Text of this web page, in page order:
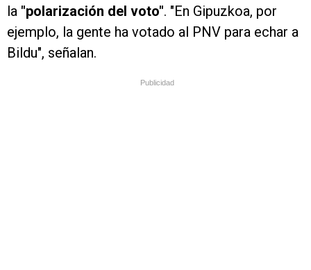
la "polarización del voto". "En Gipuzkoa, por
ejemplo, la gente ha votado al PNV para echar a
Bildu", señalan.
Publicidad